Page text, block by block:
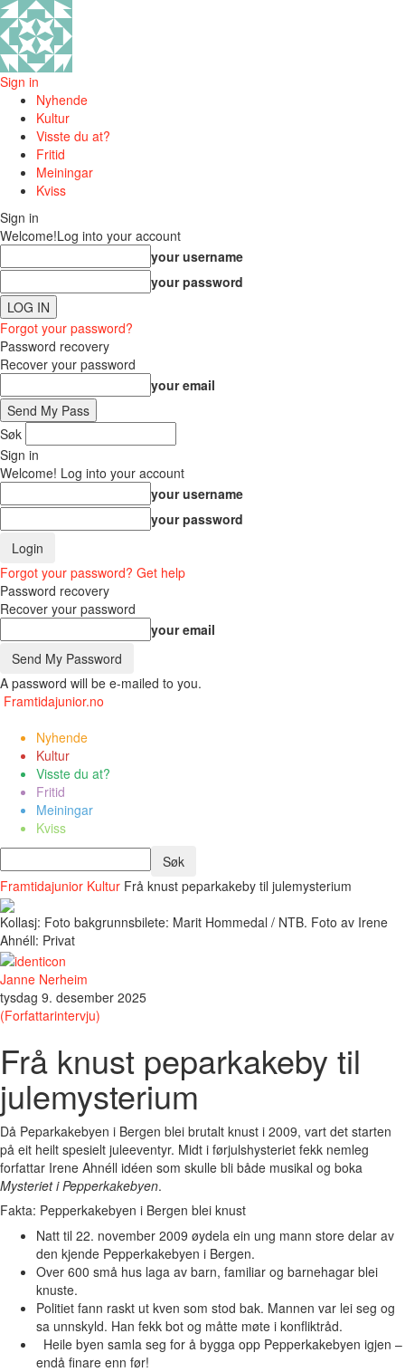
Sign in
Nyhende
Kultur
Visste du at?
Fritid
Meiningar
Kviss
Sign in
Welcome!Log into your account
your username
your password
Forgot your password?
Password recovery
Recover your password
your email
Søk
Sign in
Welcome! Log into your account
your username
your password
Forgot your password? Get help
Password recovery
Recover your password
your email
A password will be e-mailed to you.
Framtidajunior.no
Nyhende
Kultur
Visste du at?
Fritid
Meiningar
Kviss
Framtidajunior Kultur Frå knust peparkakeby til julemysterium
Kollasj: Foto bakgrunnsbilete: Marit Hommedal / NTB. Foto av Irene
Ahnéll: Privat
Janne Nerheim
tysdag 9. desember 2025
(Forfattarintervju)
Frå knust peparkakeby til
julemysterium
Då Peparkakebyen i Bergen blei brutalt knust i 2009, vart det starten
på eit heilt spesielt juleeventyr. Midt i førjulshysteriet fekk nemleg
forfattar Irene Ahnéll idéen som skulle bli både musikal og boka
Mysteriet i Pepperkakebyen.
Fakta: Pepperkakebyen i Bergen blei knust
Natt til 22. november 2009 øydela ein ung mann store delar av
den kjende Pepperkakebyen i Bergen.
Over 600 små hus laga av barn, familiar og barnehagar blei
knuste.
Politiet fann raskt ut kven som stod bak. Mannen var lei seg og
sa unnskyld. Han fekk bot og måtte møte i konfliktråd.
Heile byen samla seg for å bygga opp Pepperkakebyen igjen –
endå finare enn før!